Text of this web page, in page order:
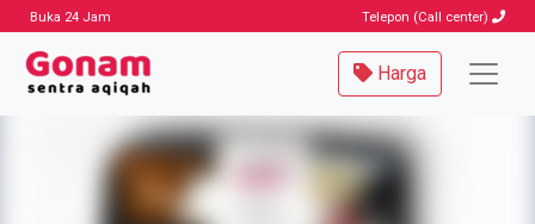
Buka 24 Jam Telepon (Call center)
Harga